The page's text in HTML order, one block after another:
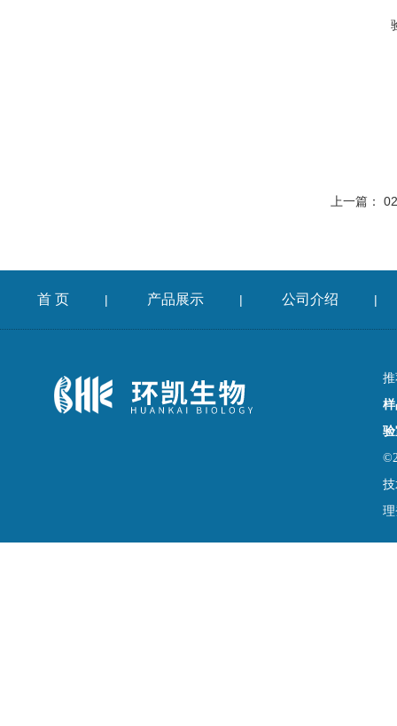
上一篇：
首 页 | 产品展示 | 公司介绍 |